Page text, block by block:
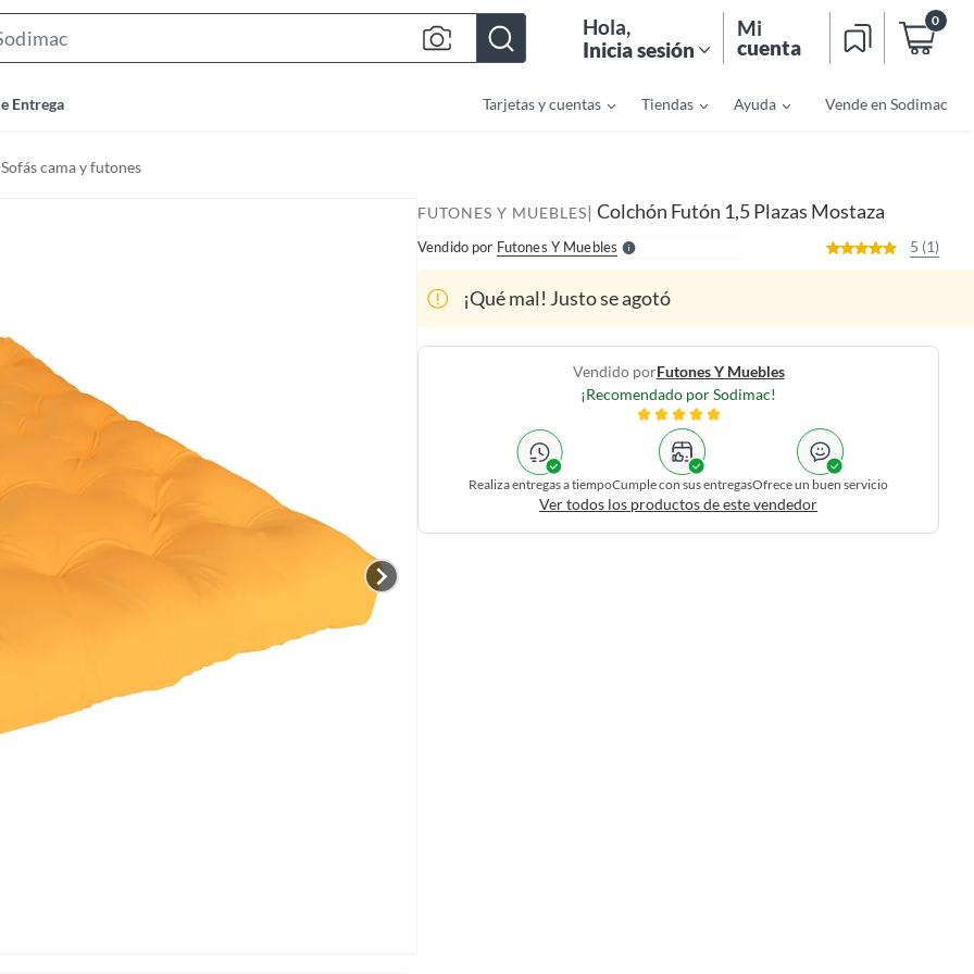
Hola,
Inicia sesión
Mi
cuenta
0
Entrega Tarjetas y cuentas Tiendas Ayuda Vende en Sodimac
Sofás cama y futones
FUTONES Y MUEBLES| Colchón Futón 1,5 Plazas Mostaza
Vendido por Futones Y MueblesS
l
l
5 (1)
¡Qué mal! Justo se agotó
Vendido porFutones Y Muebles
¡Recomendado por Sodimac!
Realiza entregas a tiempoCumple con sus entregasOfrece un buen servicio
Ver todos los productos de este vendedor